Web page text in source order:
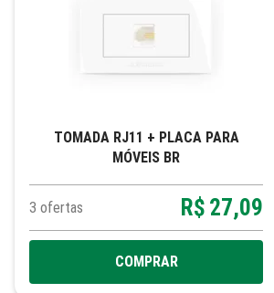
TOMADA RJ11 + PLACA PARA
MÓVEIS BR
3 ofertas R$ 27,09
COMPRAR